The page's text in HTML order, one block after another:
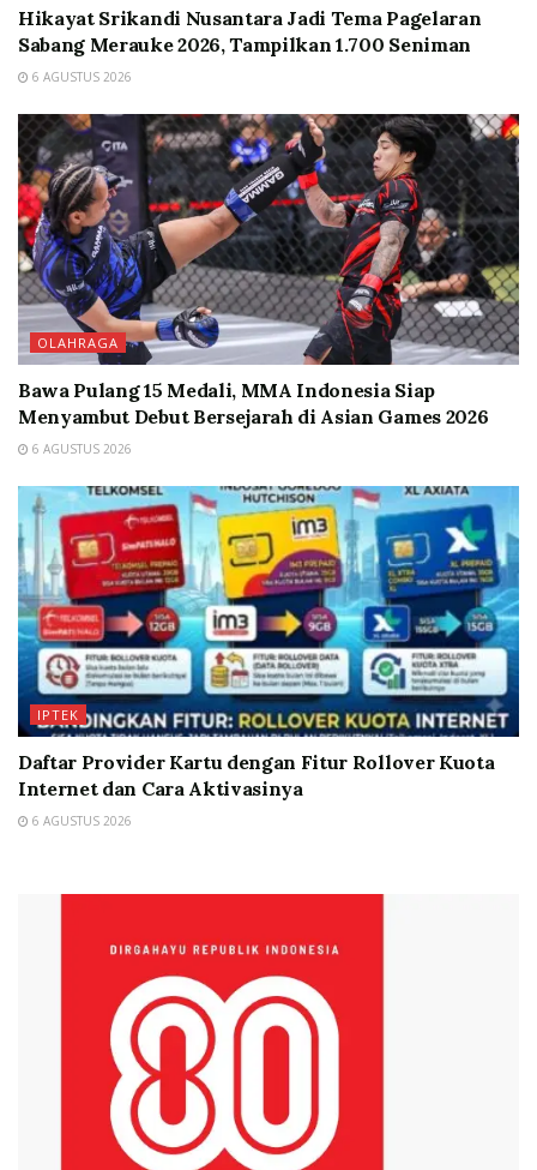
Hikayat Srikandi Nusantara Jadi Tema Pagelaran
Sabang Merauke 2026, Tampilkan 1.700 Seniman
6 AGUSTUS 2026
OLAHRAGA
Bawa Pulang 15 Medali, MMA Indonesia Siap
Menyambut Debut Bersejarah di Asian Games 2026
6 AGUSTUS 2026
IPTEK
Daftar Provider Kartu dengan Fitur Rollover Kuota
Internet dan Cara Aktivasinya
6 AGUSTUS 2026